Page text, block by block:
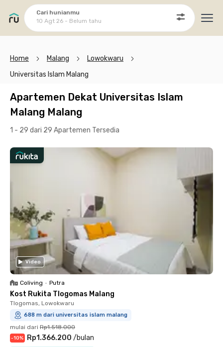
Cari hunianmu
10 Agt 26 - Belum tahu
Home Malang
Lowokwaru
Universitas Islam Malang
Apartemen Dekat Universitas Islam
Malang Malang
1 - 29 dari 29 Apartemen Tersedia
Video
Coliving • Putra
Kost Rukita Tlogomas Malang
Tlogomas, Lowokwaru
688 m dari universitas islam malang
mulai dari Rp1.518.000
-10% Rp1.366.200 /bulan